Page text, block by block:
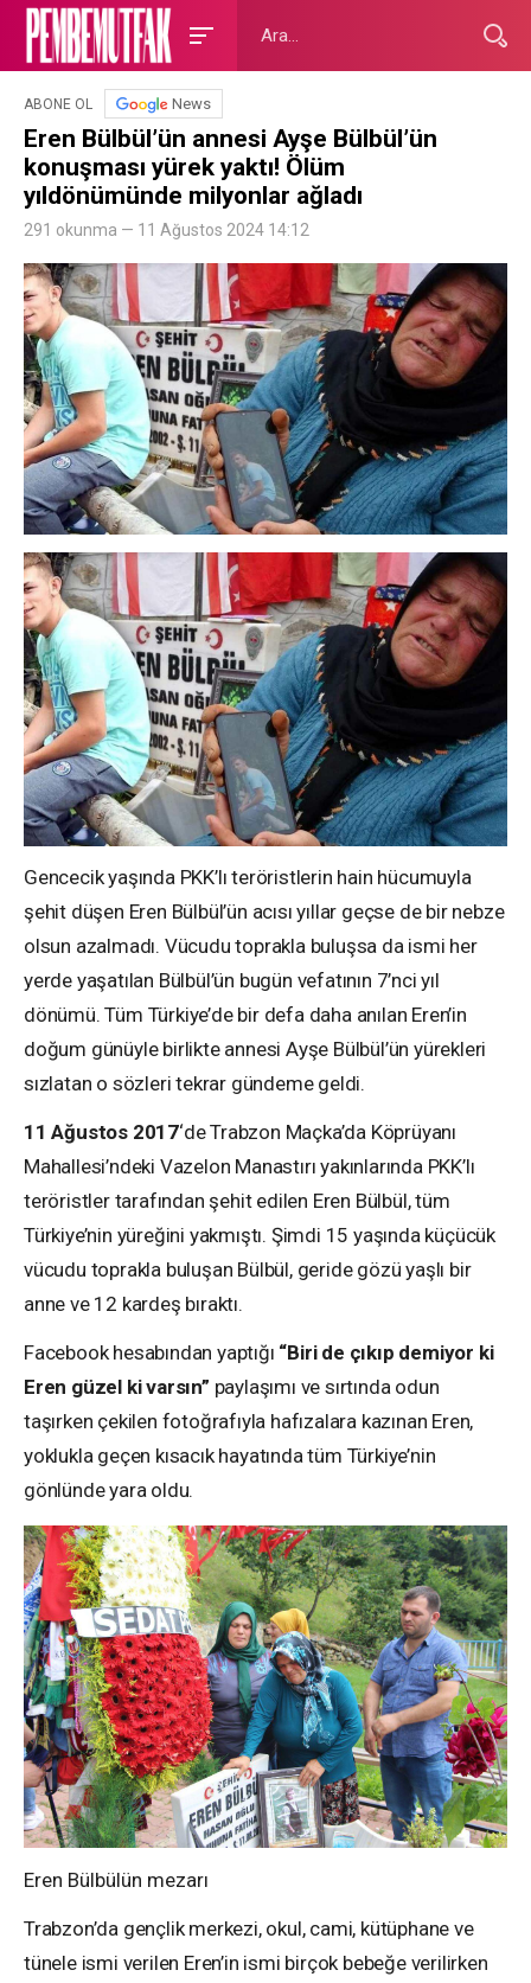
ABONE OL News
Eren Bülbül’ün annesi Ayşe Bülbül’ün
konuşması yürek yaktı! Ölüm
yıldönümünde milyonlar ağladı
291 okunma — 11 Ağustos 2024 14:12
Gencecik yaşında PKK’lı teröristlerin hain hücumuyla
şehit düşen Eren Bülbül’ün acısı yıllar geçse de bir nebze
olsun azalmadı. Vücudu toprakla buluşsa da ismi her
yerde yaşatılan Bülbül’ün bugün vefatının 7’nci yıl
dönümü. Tüm Türkiye’de bir defa daha anılan Eren’in
doğum günüyle birlikte annesi Ayşe Bülbül’ün yürekleri
sızlatan o sözleri tekrar gündeme geldi.
11 Ağustos 2017‘de Trabzon Maçka’da Köprüyanı
Mahallesi’ndeki Vazelon Manastırı yakınlarında PKK’lı
teröristler tarafından şehit edilen Eren Bülbül, tüm
Türkiye’nin yüreğini yakmıştı. Şimdi 15 yaşında küçücük
vücudu toprakla buluşan Bülbül, geride gözü yaşlı bir
anne ve 12 kardeş bıraktı.
Facebook hesabından yaptığı “Biri de çıkıp demiyor ki
Eren güzel ki varsın” paylaşımı ve sırtında odun
taşırken çekilen fotoğrafıyla hafızalara kazınan Eren,
yoklukla geçen kısacık hayatında tüm Türkiye’nin
gönlünde yara oldu.
Eren Bülbülün mezarı
Trabzon’da gençlik merkezi, okul, cami, kütüphane ve
tünele ismi verilen Eren’in ismi birçok bebeğe verilirken